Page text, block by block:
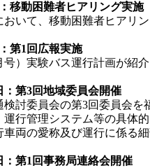
移動困難者ヒアリング実施
いて、移動困難者ヒアリ
第1回広報実施
）実験バス運行計画が紹
：第3回地域委員会開催
討委員会の第3回委員会を
運行管理システム等の具体
車両の愛称及び運行に係る
：第1回事務局連絡会開催